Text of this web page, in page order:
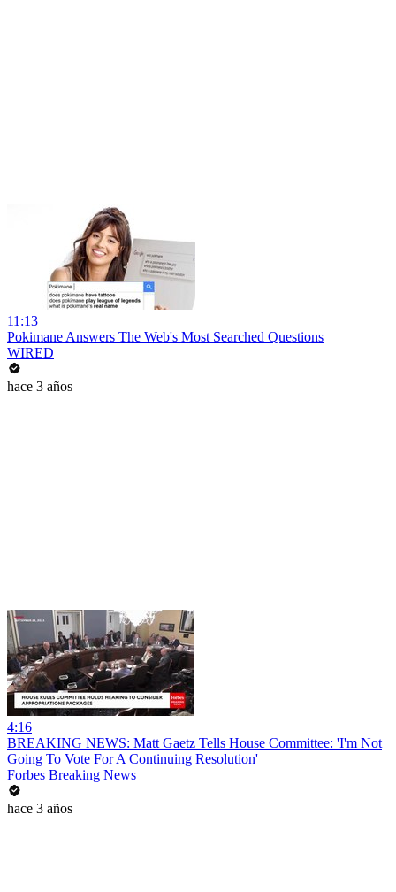
11:13
Pokimane Answers The Web's Most Searched Questions
WIRED
hace 3 años
4:16
BREAKING NEWS: Matt Gaetz Tells House Committee: 'I'm Not
Going To Vote For A Continuing Resolution'
Forbes Breaking News
hace 3 años